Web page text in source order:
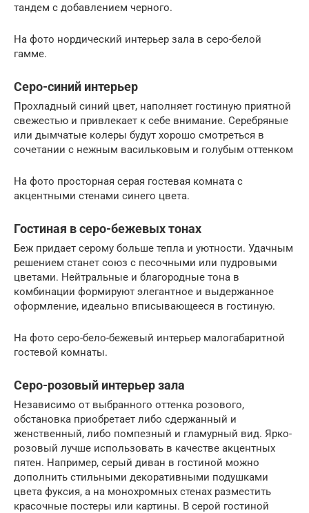
тандем с добавлением черного.
На фото нордический интерьер зала в серо-белой
гамме.
Серо-синий интерьер
Прохладный синий цвет, наполняет гостиную приятной
свежестью и привлекает к себе внимание. Серебряные
или дымчатые колеры будут хорошо смотреться в
сочетании с нежным васильковым и голубым оттенком
На фото просторная серая гостевая комната с
акцентными стенами синего цвета.
Гостиная в серо-бежевых тонах
Беж придает серому больше тепла и уютности. Удачным
решением станет союз с песочными или пудровыми
цветами. Нейтральные и благородные тона в
комбинации формируют элегантное и выдержанное
оформление, идеально вписывающееся в гостиную.
На фото серо-бело-бежевый интерьер малогабаритной
гостевой комнаты.
Серо-розовый интерьер зала
Независимо от выбранного оттенка розового,
обстановка приобретает либо сдержанный и
женственный, либо помпезный и гламурный вид. Ярко-
розовый лучше использовать в качестве акцентных
пятен. Например, серый диван в гостиной можно
дополнить стильными декоративными подушками
цвета фуксия, а на монохромных стенах разместить
красочные постеры или картины. В серой гостиной